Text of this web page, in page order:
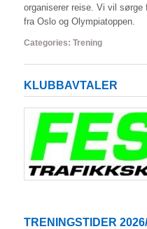
organiserer reise. Vi vil
fra Oslo og Olympiatoppen.
Categories: Trening
KLUBBAVTALER
TRENINGSTIDER